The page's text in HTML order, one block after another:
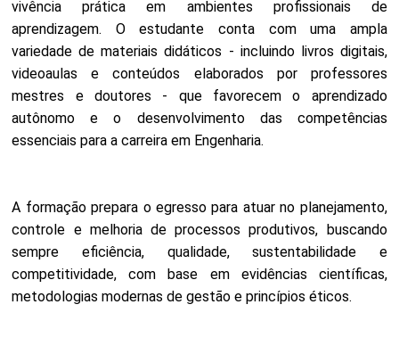
vivência prática em ambientes profissionais de
aprendizagem. O estudante conta com uma ampla
variedade de materiais didáticos - incluindo livros digitais,
videoaulas e conteúdos elaborados por professores
mestres e doutores - que favorecem o aprendizado
autônomo e o desenvolvimento das competências
essenciais para a carreira em Engenharia.
A formação prepara o egresso para atuar no planejamento,
controle e melhoria de processos produtivos, buscando
sempre eficiência, qualidade, sustentabilidade e
competitividade, com base em evidências científicas,
metodologias modernas de gestão e princípios éticos.